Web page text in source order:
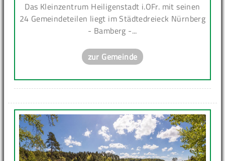
Das Kleinzentrum Heiligenstadt i.OFr. mit seinen
24 Gemeindeteilen liegt im Städtedreieck Nürnberg
- Bamberg -...
zur Gemeinde